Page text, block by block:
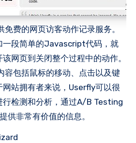
费的网页访客动作记录服务。
一段简单的Javascript代码，就
网页到关闭整个过程中的动作。
容包括鼠标的移动、点击以及键
站拥有者来说，Userfly可以很
行检测和分析，通过A/B Testing
供非常有价值的信息。